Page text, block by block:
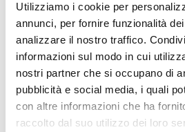
Utilizziamo i cookie per
annunci, per fornire funzionalità
analizzare il nostro traffico.
informazioni sul modo in cui
nostri partner che si occupano di
pubblicità e social media, i quali
con altre informazioni che ha
raccolto dal suo utilizzo dei loro
IL DDL S.1595: NUOVE REGOLE
CONTI CORRENTI E
APERTURA DI NUOVI RAPPORTI
POSSIBILE ACCESSO ALLA
RISTRUTTURAZIONE DEI DEBITI